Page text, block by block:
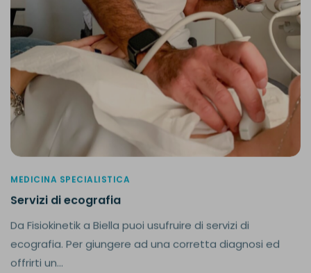
MEDICINA SPECIALISTICA
Servizi di ecografia
Da Fisiokinetik a Biella puoi usufruire di servizi di
ecografia. Per giungere ad una corretta diagnosi ed
offrirti un...